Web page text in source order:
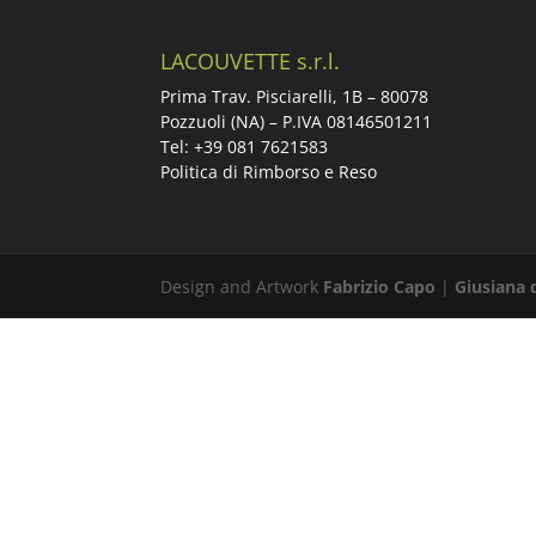
LACOUVETTE s.r.l.
Prima Trav. Pisciarelli, 1B –80078
Pozzuoli (NA) – P.IVA 08146501211
Tel: +39 081 7621583
Politica di Rimborso e Reso
Design and Artwork Fabrizio Capo | Giusiana